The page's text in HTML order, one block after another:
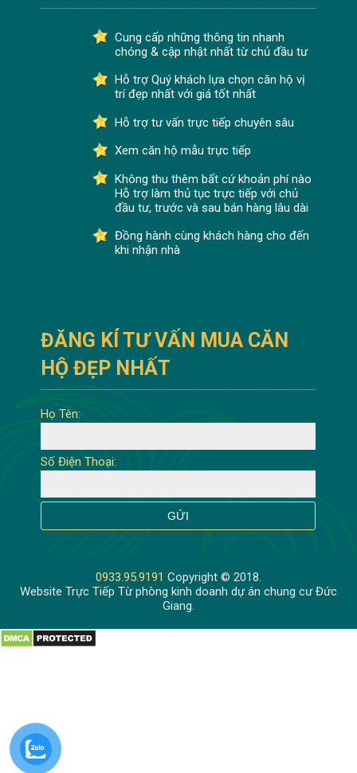
Cung cấp những thông tin nhanh
chóng & cập nhật nhất từ chủ đầu tư
Hỗ trợ Quý khách lựa chọn căn hộ vị
trí đẹp nhất với giá tốt nhất
Hỗ trợ tư vấn trực tiếp chuyên sâu
Xem căn hộ mẫu trực tiếp
Không thu thêm bất cứ khoản phí nào
Hỗ trợ làm thủ tục trực tiếp với chủ
đầu tư, trước và sau bán hàng lâu dài
Đồng hành cùng khách hàng cho đến
khi nhận nhà
ĐĂNG KÍ TƯ VẤN MUA CĂN
HỘ ĐẸP NHẤT
Họ Tên:
Số Điện Thoại:
0933.95.9191 Copyright © 2018.
Website Trực Tiếp Từ phòng kinh doanh dự án chung cư Đức
Giang.